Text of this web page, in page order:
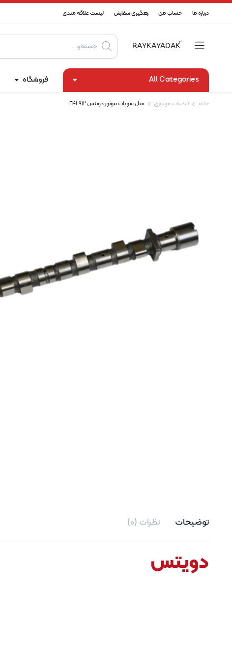
درباره ما حساب من رهگیری سفارش لیست علاقه مندی
Products
search
All Categories فروشگاه
خانه قطعات موتوری میل سوپاپ موتور دویتس F4L912
توضیحات نظرات (0)
دویتس